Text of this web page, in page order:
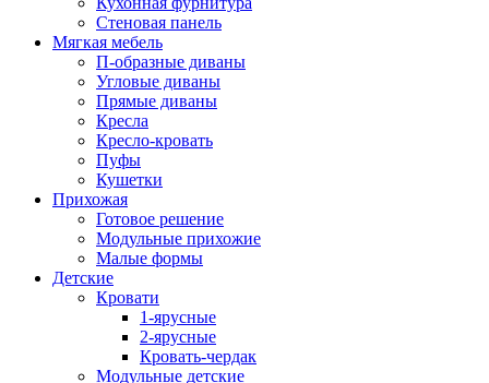
Стеновая панель
Мягкая мебель
П-образные диваны
Угловые диваны
Прямые диваны
Кресла
Кресло-кровать
Пуфы
Кушетки
Прихожая
Готовое решение
Модульные прихожие
Малые формы
Детские
Кровати
1-ярусные
2-ярусные
Кровать-чердак
Модульные детские